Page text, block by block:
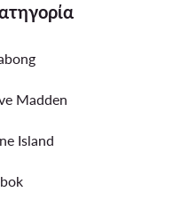
Madden
Island